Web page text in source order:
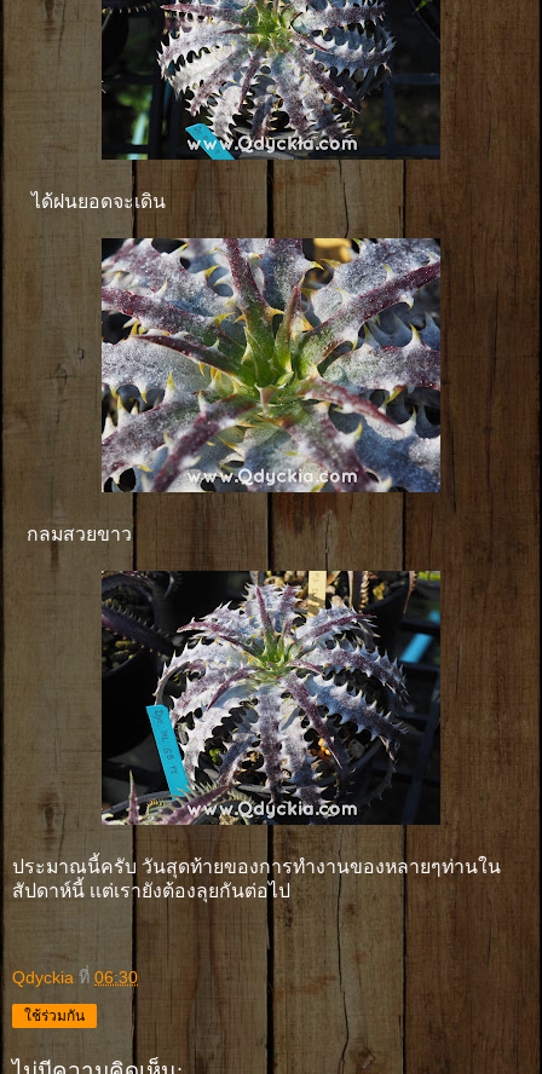
ได้ฝนยอดจะเดิน
กลมสวยขาว
ประมาณนี้ครับ วันสุดท้ายของการทำงานของหลายๆท่านใน
สัปดาห์นี้ เเต่เรายังต้องลุยกันต่อไป
Qdyckia ที่ 06:30
ใช้ร่วมกัน